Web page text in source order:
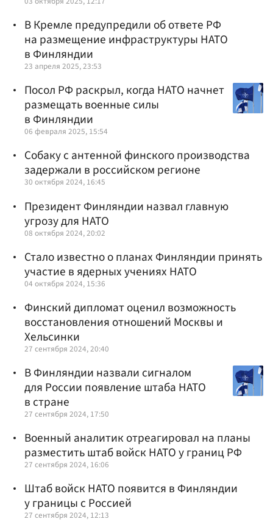
В Кремле предупредили об ответе РФ
на размещение инфраструктуры НАТО
в Финляндии
23 апреля 2025, 23:53
Посол РФ раскрыл, когда НАТО начнет
размещать военные силы
в Финляндии
06 февраля 2025, 15:54
Собаку с антенной финского производства
задержали в российском регионе
30 октября 2024, 16:45
Президент Финляндии назвал главную
угрозу для НАТО
08 октября 2024, 20:02
Стало известно о планах Финляндии принять
участие в ядерных учениях НАТО
04 октября 2024, 15:36
Финский дипломат оценил возможность
восстановления отношений Москвы и
Хельсинки
27 сентября 2024, 20:40
В Финляндии назвали сигналом
для России появление штаба НАТО
в стране
27 сентября 2024, 17:50
Военный аналитик отреагировал на планы
разместить штаб войск НАТО у границ РФ
27 сентября 2024, 16:06
Штаб войск НАТО появится в Финляндии
у границы с Россией
27 сентября 2024, 12:13